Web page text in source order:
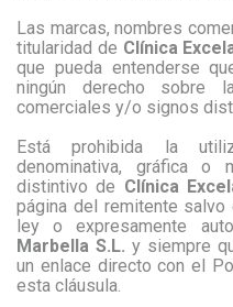
Las marcas, nombres
titularidad de Clínica
que pueda entenderse
ningún derecho sobre
comerciales y/o signos
Está prohibida la
denominativa, gráfica o
distintivo de Clínica
página del remitente
ley o expresamente
Marbella S.L.y siempre
un enlace directo con el
esta cláusula.